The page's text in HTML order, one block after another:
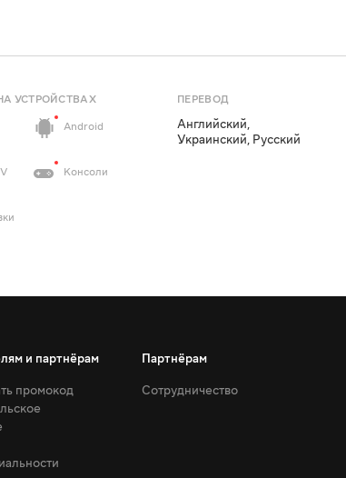
УСТРОЙСТВАХ
Android
Консоли
ПЕРЕВОД
Английский,
Украинский, Русский
и партнёрам
промокод
Партнёрам
Сотрудничество